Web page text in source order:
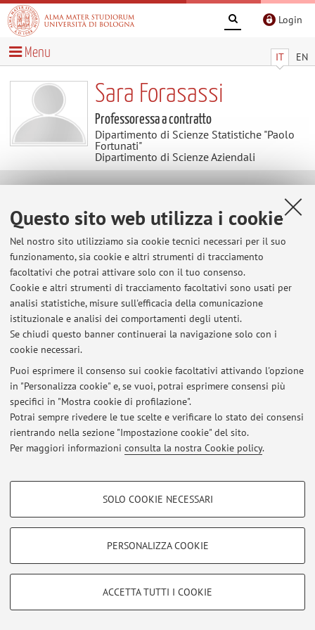
Questo sito web utilizza i cookie
Nel nostro sito utilizziamo sia cookie tecnici necessari per il suo
funzionamento, sia cookie e altri strumenti di tracciamento
facoltativi che potrai attivare solo con il tuo consenso.
Cookie e altri strumenti di tracciamento facoltativi sono usati per
analisi statistiche, misure sull'efficacia della comunicazione
istituzionale e analisi dei comportamenti degli utenti.
Se chiudi questo banner continuerai la navigazione solo con i
cookie necessari.
Puoi esprimere il consenso sui cookie facoltativi attivando l'opzione
in "Personalizza cookie" e, se vuoi, potrai esprimere consensi più
specifici in "Mostra cookie di profilazione".
Potrai sempre rivedere le tue scelte e verificare lo stato dei consensi
rientrando nella sezione "Impostazione cookie" del sito.
Per maggiori informazioni consulta la nostra Cookie policy.
COOKIE DI PROFILAZIONE - FACOLTATIVI
COOKIE TECNICI - NECESSARI
Si tratta di cookie tecnici utilizzati, a titolo esemplificativo, per il corretto
SOLO COOKIE NECESSARI
PERSONALIZZA COOKIE
ACCETTA TUTTI I COOKIE
Login
IT EN
Menu
Sara Forasassi
Professoressa a contratto
Dipartimento di Scienze Statistiche "Paolo
Fortunati"
Dipartimento di Scienze Aziendali
Al momento non sono presenti avvisi.
Area riservata
Accedi tramiteloginper gestire tutti i contenuti del sito.
Zamboni, 33 - 40126 Bologna - Partita IVA: 01131710376
Privacy|Note legali |Impostazioni Cookie